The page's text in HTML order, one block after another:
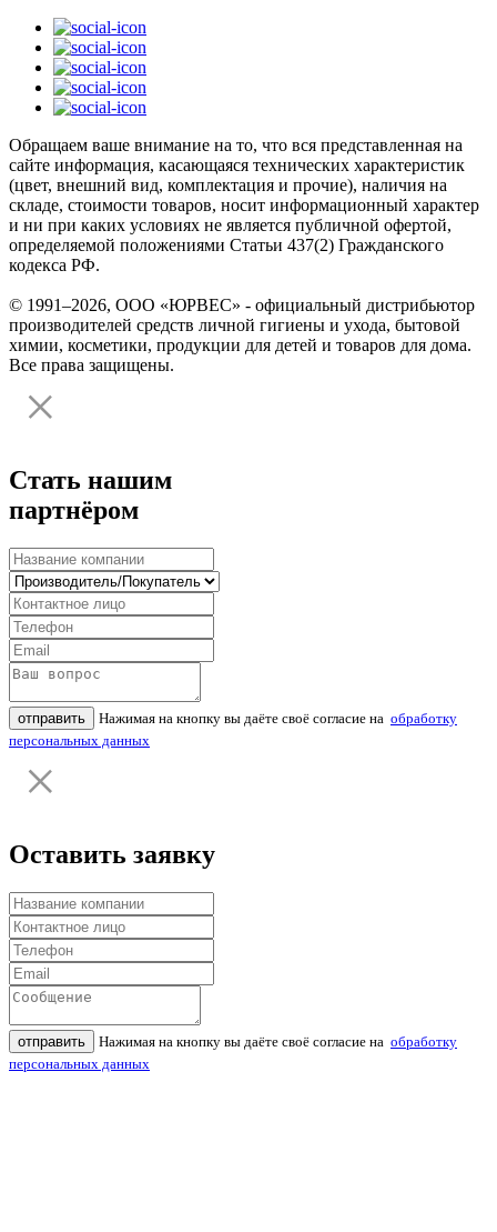
Обращаем ваше внимание на то, что вся представленная на
сайте информация, касающаяся технических характеристик
(цвет, внешний вид, комплектация и прочие), наличия на
складе, стоимости товаров, носит информационный характер
и ни при каких условиях не является публичной офертой,
определяемой положениями Статьи 437(2) Гражданского
кодекса РФ.
© 1991–2026, ООО «ЮРВЕС» - официальный дистрибьютор
производителей средств личной гигиены и ухода, бытовой
химии, косметики, продукции для детей и товаров для дома.
Все права защищены.
Стать нашим
партнёром
отправить Нажимая на кнопку вы даёте своё согласие на обработку
персональных данных
Оставить заявку
отправить Нажимая на кнопку вы даёте своё согласие на обработку
персональных данных